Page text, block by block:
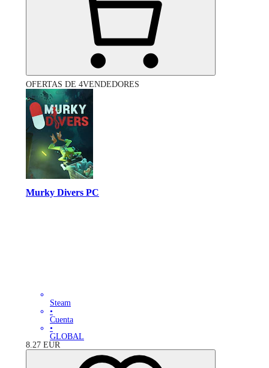
OFERTAS DE 4VENDEDORES
Murky Divers PC
Steam
•
Cuenta
•
GLOBAL
8.27 EUR